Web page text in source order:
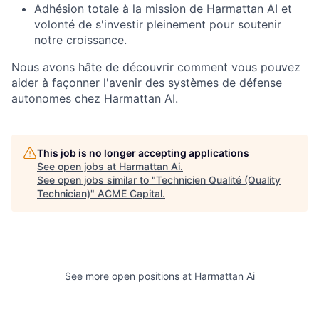
Adhésion totale à la mission de Harmattan AI et
volonté de s'investir pleinement pour soutenir
notre croissance.
Nous avons hâte de découvrir comment vous pouvez
aider à façonner l'avenir des systèmes de défense
autonomes chez Harmattan AI.
This job is no longer accepting applications
See open jobs at Harmattan Ai.
See open jobs similar to "Technicien Qualité (Quality
Technician)" ACME Capital.
See more open positions at Harmattan Ai